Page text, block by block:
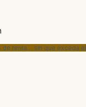
renta… sin que exceda